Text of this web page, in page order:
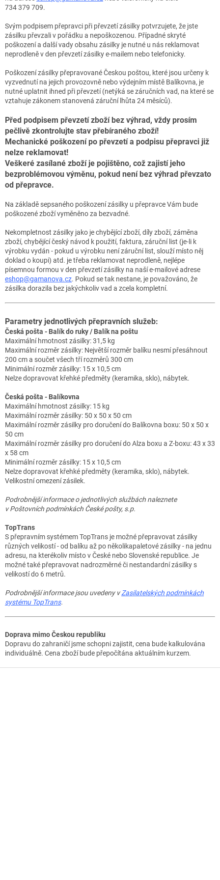
734 379 709.
Svým podpisem přepravci při převzetí zásilky potvrzujete, že jste
zásilku převzali v pořádku a nepoškozenou. Případné skryté
poškození a další vady obsahu zásilky je nutné u nás reklamovat
neprodleně v den převzetí zásilky e-mailem nebo telefonicky.
Poškození zásilky přepravované Českou poštou, které jsou určeny k
vyzvednutí na jejich provozovně nebo výdejním místě Balíkovna, je
nutné uplatnit ihned při převzetí (netýká se záručních vad, na které se
vztahuje zákonem stanovená záruční lhůta 24 měsíců).
Před podpisem převzetí zboží bez výhrad, vždy prosím
pečlivě zkontrolujte stav přebíraného zboží!
Mechanické poškození po převzetí a podpisu přepravci již
nelze reklamovat!
Veškeré zasílané zboží je pojištěno, což zajistí jeho
bezproblémovou výměnu, pokud není bez výhrad převzato
od přepravce.
Na základě sepsaného poškození zásilky u přepravce Vám bude
poškozené zboží vyměněno za bezvadné.
Nekompletnost zásilky jako je chybějící zboží, díly zboží, záměna
zboží, chybějící český návod k použití, faktura, záruční list (je-li k
výrobku vydán - pokud u výrobku není záruční list, slouží místo něj
doklad o koupi) atd. je třeba reklamovat neprodleně, nejlépe
písemnou formou v den převzetí zásilky na naší e-mailové adrese
eshop@gamanova.cz. Pokud se tak nestane, je považováno, že
zásilka dorazila bez jakýchkoliv vad a zcela kompletní.
Parametry jednotlivých přepravních služeb:
Česká pošta - Balík do ruky / Balík na poštu
Maximální hmotnost zásilky: 31,5 kg
Maximální rozměr zásilky: Největší rozměr balíku nesmí přesáhnout
200 cm a součet všech tří rozměrů 300 cm
Minimální rozměr zásilky: 15 x 10,5 cm
Nelze dopravovat křehké předměty (keramika, sklo), nábytek.
Česká pošta - Balíkovna
Maximální hmotnost zásilky: 15 kg
Maximální rozměr zásilky: 50 x 50 x 50 cm
Maximální rozměr zásilky pro doručení do Balíkovna boxu: 50 x 50 x
50 cm
Maximální rozměr zásilky pro doručení do Alza boxu a Z-boxu: 43 x 33
x 58 cm
Minimální rozměr zásilky: 15 x 10,5 cm
Nelze dopravovat křehké předměty (keramika, sklo), nábytek.
Velikostní omezení zásilek.
Podrobnější informace o jednotlivých službách naleznete
v Poštovních podmínkách České pošty, s.p.
TopTrans
S přepravním systémem TopTrans je možné přepravovat zásilky
různých velikostí - od balíku až po několikapaletové zásilky - na jednu
adresu, na kterékoliv místo v České nebo Slovenské republice. Je
možné také přepravovat nadrozměrné či nestandardní zásilky s
velikostí do 6 metrů.
Podrobnější informace jsou uvedeny vZasilatelských podmínkách
systému TopTrans.
Doprava mimo Českou republiku
Dopravu do zahraničí jsme schopni zajistit, cena bude kalkulována
individuálně. Cena zboží bude přepočítána aktuálním kurzem.